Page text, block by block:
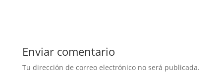
Enviar comentario
Tu dirección de correo electrónico no será publicada.